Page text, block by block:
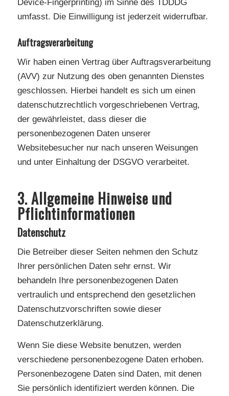
Device-Fingerprinting) im Sinne des TDDDG
umfasst. Die Einwilligung ist jederzeit widerrufbar.
Auftragsverarbeitung
Wir haben einen Vertrag über Auftragsverarbeitung
(AVV) zur Nutzung des oben genannten Dienstes
geschlossen. Hierbei handelt es sich um einen
datenschutzrechtlich vorgeschriebenen Vertrag,
der gewährleistet, dass dieser die
personenbezogenen Daten unserer
Websitebesucher nur nach unseren Weisungen
und unter Einhaltung der DSGVO verarbeitet.
3. Allgemeine Hinweise und
Pflicht­informationen
Datenschutz
Die Betreiber dieser Seiten nehmen den Schutz
Ihrer persönlichen Daten sehr ernst. Wir
behandeln Ihre personenbezogenen Daten
vertraulich und entsprechend den gesetzlichen
Datenschutzvorschriften sowie dieser
Datenschutzerklärung.
Wenn Sie diese Website benutzen, werden
verschiedene personenbezogene Daten erhoben.
Personenbezogene Daten sind Daten, mit denen
Sie persönlich identifiziert werden können. Die